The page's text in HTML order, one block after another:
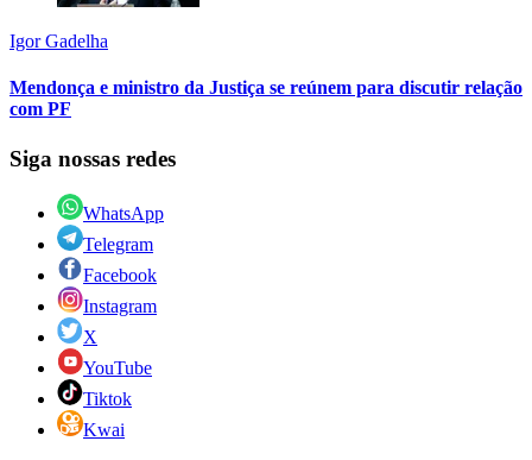
Igor Gadelha
Mendonça e ministro da Justiça se reúnem para discutir relação
com PF
Siga nossas redes
WhatsApp
Telegram
Facebook
Instagram
X
YouTube
Tiktok
Kwai